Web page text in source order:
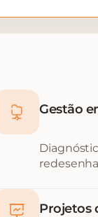
Gestão
Projetos